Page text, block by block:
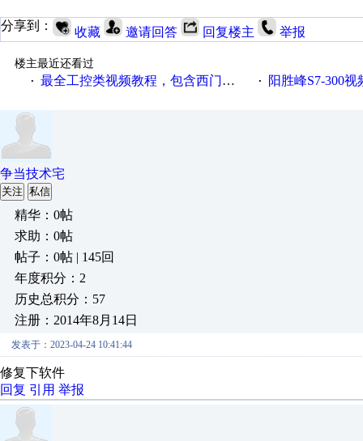
分享到： 收藏 邀请回答 回复楼主 举报
楼主最近还看过
· 最全工控类视频教程，包含西门子、三菱、欧姆龙等厂家 · 阳胜峰S7-300
争当技术宅
关注 私信
精华：0帖
求助：0帖
帖子：0帖 | 145回
年度积分：2
历史总积分：57
注册：2014年8月14日
发表于：2023-04-24 10:41:44
修复下软件
回复 引用 举报